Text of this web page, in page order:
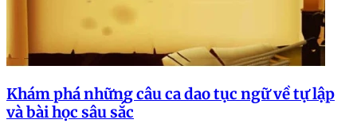
Khám phá những câu ca dao tục ngữ về tự lập
và bài học sâu sắc